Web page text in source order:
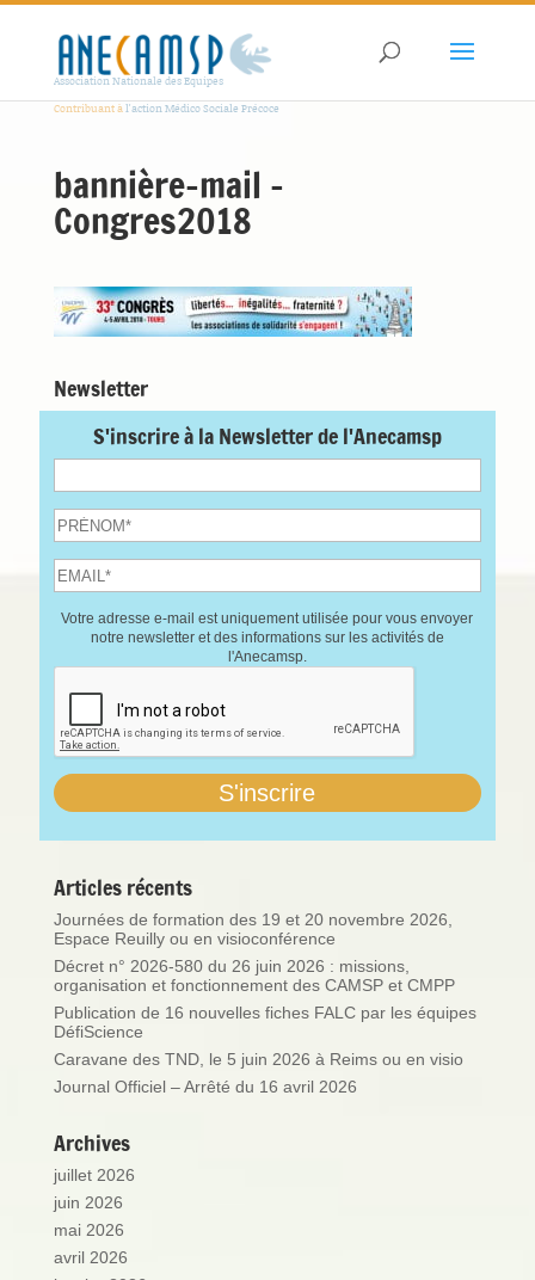
Association Nationale des Equipes
Contribuant àl'action Médico Sociale Précoce
bannière-mail -
Congres2018
Newsletter
S'inscrire à la Newsletter de l'Anecamsp
Votre adresse e-mail est uniquement utilisée pour vous envoyer
notre newsletter et des informations sur les activités de
l'Anecamsp.
Articles récents
Journées de formation des 19 et 20 novembre 2026,
Espace Reuilly ou en visioconférence
Décret n° 2026-580 du 26 juin 2026 : missions,
organisation et fonctionnement des CAMSP et CMPP
Publication de 16 nouvelles fiches FALC par les équipes
DéfiScience
Caravane des TND, le 5 juin 2026 à Reims ou en visio
Journal Officiel – Arrêté du 16 avril 2026
Archives
juillet 2026
juin 2026
mai 2026
avril 2026